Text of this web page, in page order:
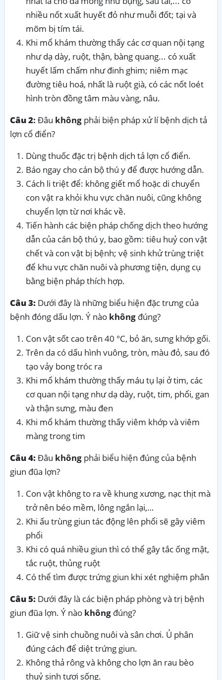
nhiều nốt xuất huyết đỏ như muỗi đốt; tại và
mõm bị tím tái.
Khi mổ khám thường thấy các cơ quan nội tạng
như dạ dày, ruột, thận, bàng quang... có xuất
huyết lấm chấm như đinh ghim; niêm mạc
đường tiêu hoá, nhất là ruột già, có các nốt loét
hình tròn đồng tâm màu vàng, nâu.
Câu 2: Đâu không phải biện pháp xử lí bệnh dịch tả
lợn cổ điển?
Dùng thuốc đặc trị bệnh dịch tả lợn cổ điển.
Báo ngay cho cán bộ thú y để được hướng dẫn.
Cách li triệt để: không giết mổ hoặc di chuyển
con vật ra khỏi khu vực chăn nuôi, cũng không
chuyển lợn từ nơi khác về.
Tiến hành các biện pháp chống dịch theo hướng
dẫn của cán bộ thú y, bao gồm: tiêu huỷ con vật
chết và con vật bị bệnh; vệ sinh khử trùng triệt
để khu vực chăn nuôi và phương tiện, dụng cụ
bằng biện pháp thích hợp.
Câu 3: Dưới đây là những biểu hiện đặc trưng của
bệnh đóng dấu lợn. Ý nào không đúng?
Con vật sốt cao trên 40 °C, bỏ ăn, sưng khớp gối.
Trên da có dấu hình vuông, tròn, màu đỏ, sau đó
tạo vảy bong tróc ra
Khi mổ khám thường thấy máu tụ lại ở tim, các
cơ quan nội tạng như dạ dày, ruột, tim, phổi, gan
và thận sưng, màu đen
Khi mổ khám thường thấy viêm khớp và viêm
màng trong tim
Câu 4:Đâu không phải biểu hiện đúng của bệnh
giun đũa lợn?
Con vật không to ra về khung xương, nạc thịt mà
trở nên béo mềm, lông ngắn lại,…
Khi ấu trùng giun tác động lên phổi sẽ gây viêm
phổi
Khi có quá nhiều giun thì có thể gây tắc ống mật,
tắc ruột, thủng ruột
Có thể tìm được trứng giun khi xét nghiệm phân
Câu 5: Dưới đây là các biện pháp phòng và trị bệnh
giun đũa lợn. Ý nào không đúng?
Giữ vệ sinh chuồng nuôi và sân chơi. Ủ phân
đúng cách để diệt trứng giun.
Không thả rông và không cho lợn ăn rau bèo
thuỷ sinh tươi sống.